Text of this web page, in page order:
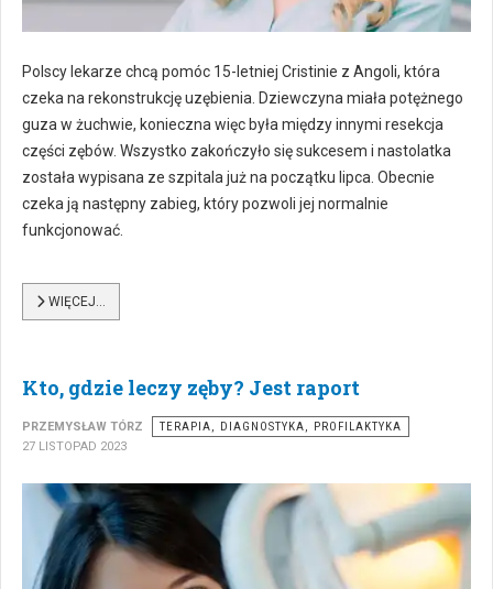
Polscy lekarze chcą pomóc 15-letniej Cristinie z Angoli, która
czeka na rekonstrukcję uzębienia. Dziewczyna miała potężnego
guza w żuchwie, konieczna więc była między innymi resekcja
części zębów. Wszystko zakończyło się sukcesem i nastolatka
została wypisana ze szpitala już na początku lipca. Obecnie
czeka ją następny zabieg, który pozwoli jej normalnie
funkcjonować.
WIĘCEJ…
Kto, gdzie leczy zęby? Jest raport
PRZEMYSŁAW TÓRZ
TERAPIA, DIAGNOSTYKA, PROFILAKTYKA
27 LISTOPAD 2023